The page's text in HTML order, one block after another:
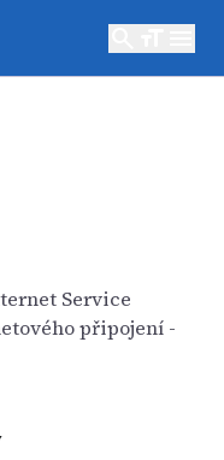
Service
připojení -